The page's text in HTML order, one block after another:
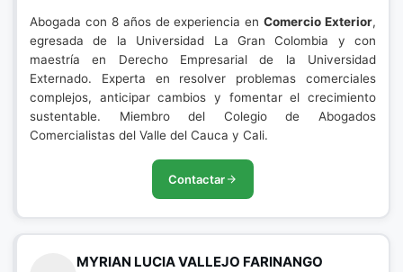
Abogada con 8 años de experiencia enComercio Exterior,
egresada de la Universidad La Gran Colombia y con
maestría en Derecho Empresarial de la Universidad
Externado. Experta en resolver problemas comerciales
complejos, anticipar cambios y fomentar el crecimiento
sustentable. Miembro del Colegio de Abogados
Comercialistas del Valle del Cauca y Cali.
Contactar
MYRIAN LUCIA VALLEJO FARINANGO